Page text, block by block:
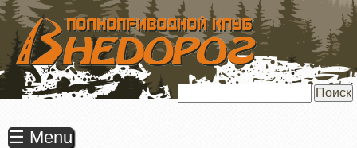
ПЕРЕЙТИ
ОСНОВНОМУ
СОДЕРЖАНИЮ
☰ Menu